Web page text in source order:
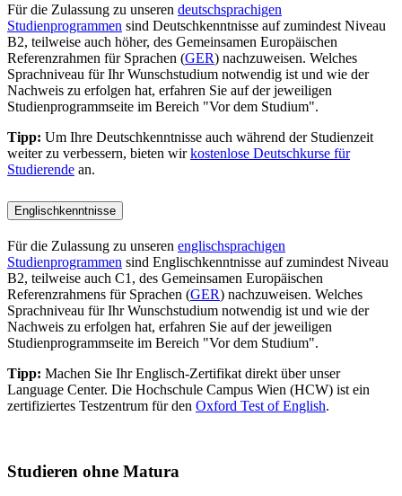
Für die Zulassung zu unseren deutschsprachigen
Studienprogrammen sind Deutschkenntnisse auf zumindest Niveau
B2, teilweise auch höher, des Gemeinsamen Europäischen
Referenzrahmen für Sprachen (GER) nachzuweisen. Welches
Sprachniveau für Ihr Wunschstudium notwendig ist und wie der
Nachweis zu erfolgen hat, erfahren Sie auf der jeweiligen
Studienprogrammseite im Bereich "Vor dem Studium".
Tipp: Um Ihre Deutschkenntnisse auch während der Studienzeit
weiter zu verbessern, bieten wirkostenlose Deutschkurse für
Studierende an.
Englischkenntnisse
Für die Zulassung zu unseren englischsprachigen
Studienprogrammen sind Englischkenntnisse auf zumindest Niveau
B2, teilweise auch C1, des Gemeinsamen Europäischen
Referenzrahmens für Sprachen (GER) nachzuweisen. Welches
Sprachniveau für Ihr Wunschstudium notwendig ist und wie der
Nachweis zu erfolgen hat, erfahren Sie auf der jeweiligen
Studienprogrammseite im Bereich "Vor dem Studium".
Tipp: Machen Sie Ihr Englisch-Zertifikat direkt über unser
Language Center. Die Hochschule Campus Wien (HCW) ist ein
zertifiziertes Testzentrum für den Oxford Test of English.
Studieren ohne Matura